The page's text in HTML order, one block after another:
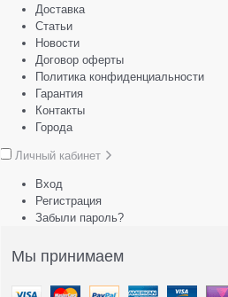
Доставка
Статьи
Новости
Договор оферты
Политика конфиденциальности
Гарантия
Контакты
Города
Личный кабинет
Вход
Регистрация
Забыли пароль?
Мы принимаем